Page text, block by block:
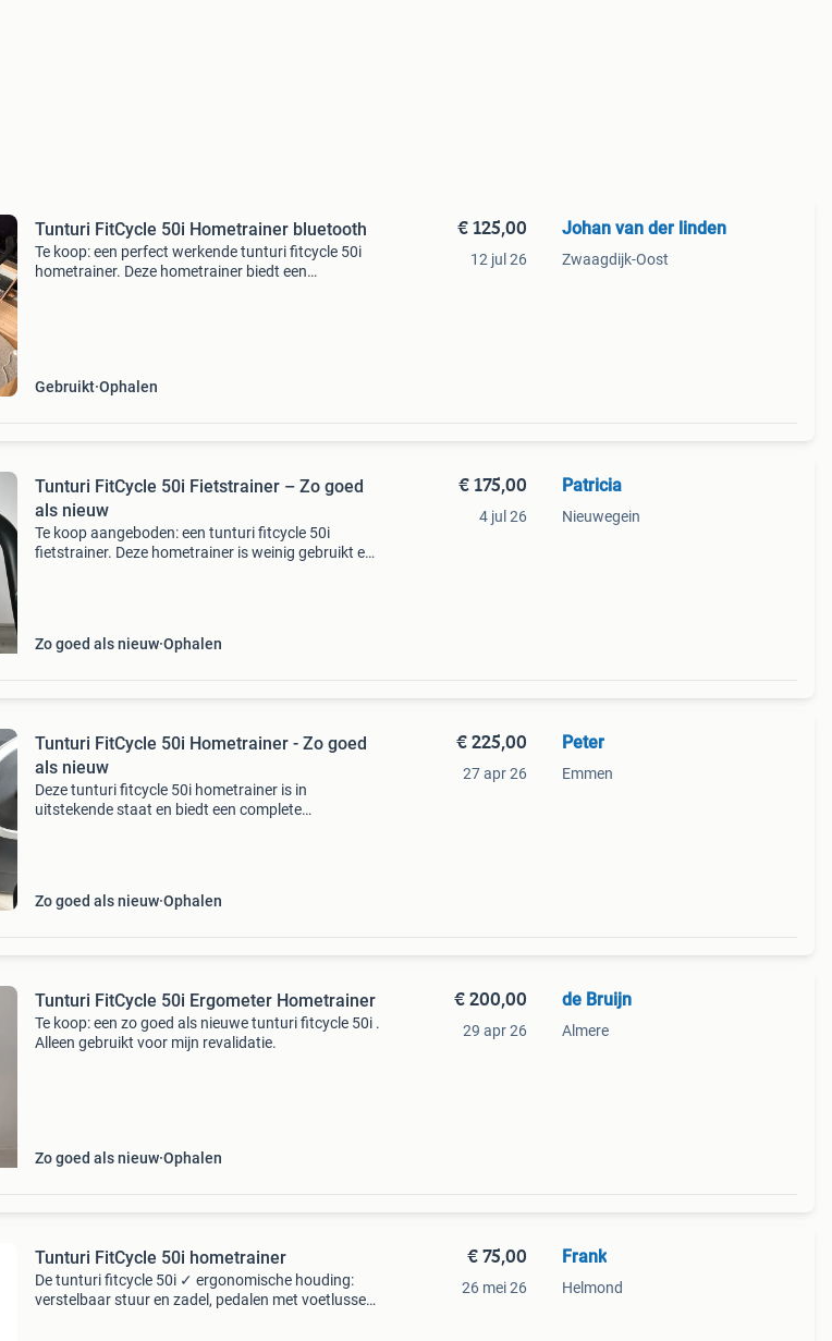
Tunturi FitCycle 50i Hometrainer bluetooth
Te koop: een perfect werkende tunturi fitcycle 50i
hometrainer. Deze hometrainer biedt een
Gebruikt Ophalen
€ 125,00
12 jul 26
Johan van der linden
Zwaagdijk-Oost
Tunturi FitCycle 50i Fietstrainer – Zo goed
als nieuw
Te koop aangeboden: een tunturi fitcycle 50i
fietstrainer. Deze hometrainer is weinig gebruikt en
Zo goed als nieuw Ophalen
€ 175,00
4 jul 26
Patricia
Nieuwegein
Tunturi FitCycle 50i Hometrainer - Zo goed
als nieuw
Deze tunturi fitcycle 50i hometrainer is in
uitstekende staat en biedt een complete
Zo goed als nieuw Ophalen
€ 225,00
27 apr 26
Peter
Emmen
Tunturi FitCycle 50i Ergometer Hometrainer
Te koop: een zo goed als nieuwe tunturi fitcycle 50i .
Alleen gebruikt voor mijn revalidatie.
Zo goed als nieuw Ophalen
€ 200,00
29 apr 26
de Bruijn
Almere
Tunturi FitCycle 50i hometrainer
De tunturi fitcycle 50i ✓ ergonomische houding:
verstelbaar stuur en zadel, pedalen met voetlussen
€ 75,00
26 mei 26
Frank
Helmond